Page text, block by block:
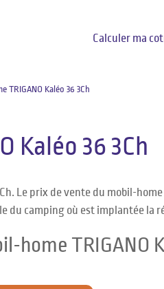
Calculer ma
TRIGANO Kaléo 36 3Ch
Kaléo 36 3Ch
Le prix de vente du mobil-home
du camping où est implantée la
home TRIGANO